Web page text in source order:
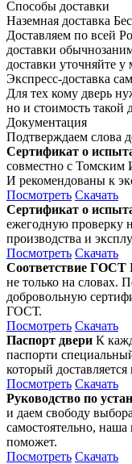
Способы доставки
Наземная доставка
Доставляем по всей
доставки
доставки уточняйте у
Экспресс-доставка
Для тех кому дверь
но и стоимость
Документация
Подтверждаем слова
Сертификат о
совместно с
И рекомендованы к
Посмотреть Скачать
Сертификат о
ежегодную проверку
производства и
Посмотреть Скачать
Соответствие ГОСТ
не только на словах.
добровольную
ГОСТ.
Посмотреть Скачать
Паспорт двери К
паспорти
который
Посмотреть Скачать
Руководство по
и даем свободу
самостоятельно,
поможет.
Посмотреть Скачать